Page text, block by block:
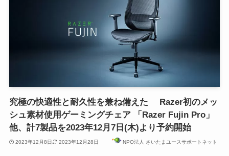
究極の快適性と耐久性を兼ね備えた Razer初のメッ
シュ素材使用ゲーミングチェア 「Razer Fujin Pro」
他、計7製品を2023年12月7日(木)より予約開始
2023年12月8日 2023年12月28日 NPO法人 さいたまユースサポートネット